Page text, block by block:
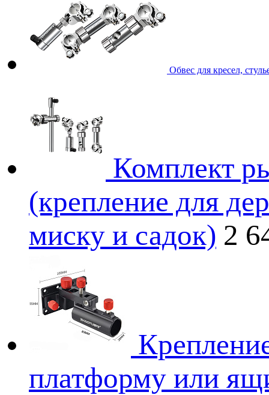
Обвес для кресел,
Комплект
(крепление для
миску и садок) 2
платформу или